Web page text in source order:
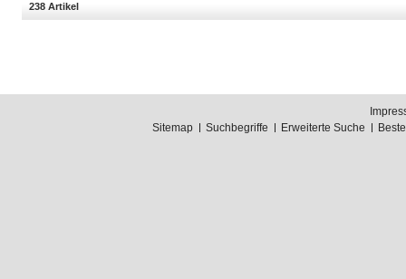
238 Artikel
Sitemap
Suchbegriffe Erweiterte Suche